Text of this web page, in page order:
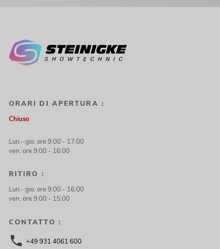
ORARI DI APERTURA :
Chiuso
Lun.- gio. ore 9:00 - 17:00
ven. ore 9:00 - 16:00
RITIRO :
Lun.- gio. ore 9:00 - 16:00
ven. ore 9:00 - 15:00
CONTATTO :
+49 931 4061 600